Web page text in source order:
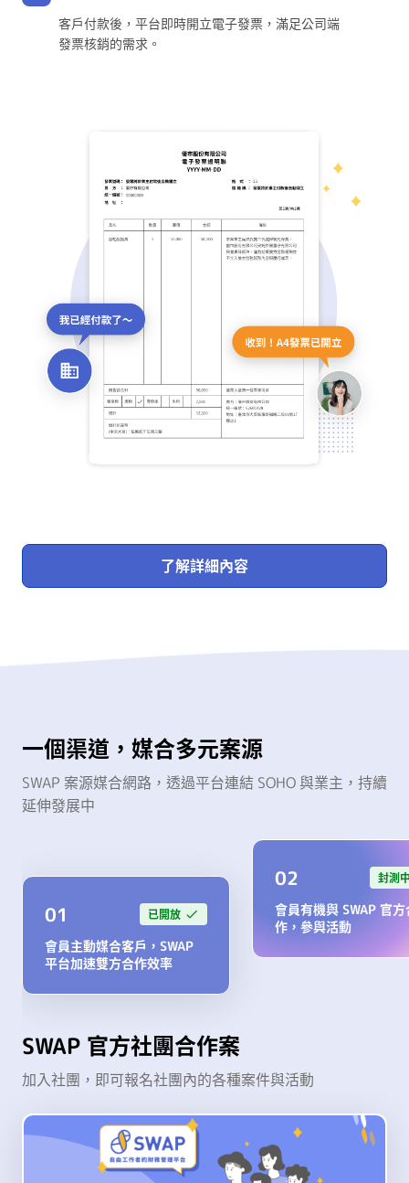
客戶付款後，平台即時開立電子發票，滿足公司端
發票核銷的需求。
了解詳細內容
一個渠道，媒合多元案源
SWAP 案源媒合網路，透過平台連結 SOHO 與業主，持續
延伸發展中
01 已開放
會員主動媒合客戶，SWAP
平台加速雙方合作效率
02 封測
會員有機與 SWAP 官方
作，參與活動
SWAP 官方社團合作案
加入社團，即可報名社團內的各種案件與活動